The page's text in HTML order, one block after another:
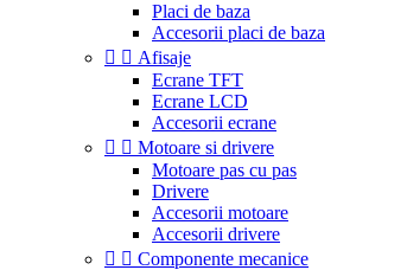
Placi de baza
Accesorii placi de baza
  Afisaje
Ecrane TFT
Ecrane LCD
Accesorii ecrane
  Motoare si drivere
Motoare pas cu pas
Drivere
Accesorii motoare
Accesorii drivere
  Componente mecanice